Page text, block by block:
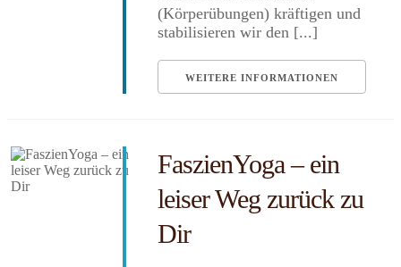
(Körperübungen) kräftigen und
stabilisieren wir den [...]
WEITERE INFORMATIONEN
FaszienYoga – ein
leiser Weg zurück zu
Dir